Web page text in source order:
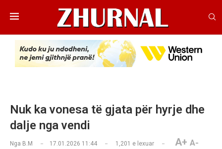
Nuk ka vonesa të gjata për hyrje dhe
dalje nga vendi
Nga B.M 17.01.2026 11:44 1,201 e lexuar A+ A-